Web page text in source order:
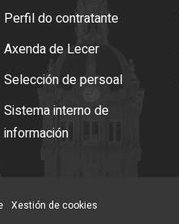
Perfil do contratante
Axenda de Lecer
Selección de persoal
Sistema interno de
información
Xestión de cookies